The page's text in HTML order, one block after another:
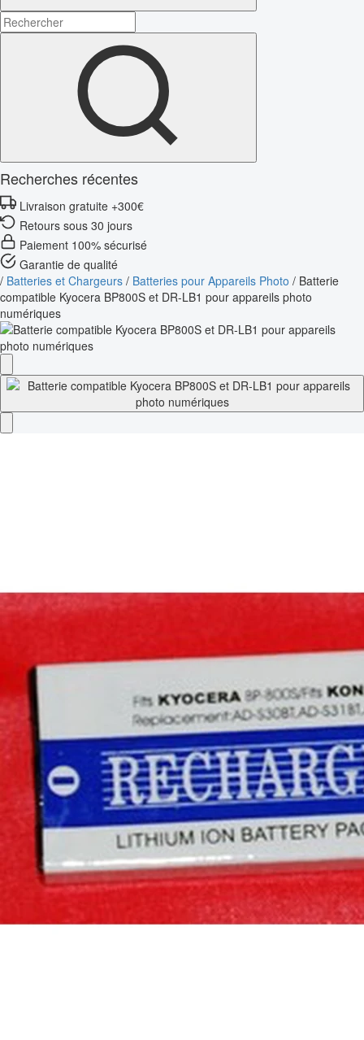
Recherches récentes
Livraison gratuite +300€
Retours sous 30 jours
Paiement 100% sécurisé
Garantie de qualité
/ Batteries et Chargeurs / Batteries pour Appareils Photo / Batterie
compatible Kyocera BP800S et DR-LB1 pour appareils photo
numériques